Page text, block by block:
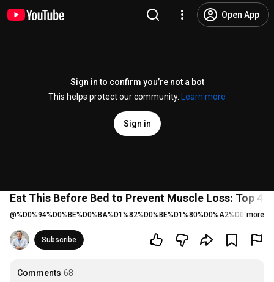
Open App
Sign in to confirm you’re not a bot
This helps protect our community.
Learn more
Sign in
Eat This Before Bed to Prevent Muscle Loss: Top 4
@ more
Subscribe
Comments 68